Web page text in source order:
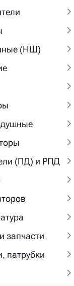
(НШ)
(ПД) и РПД
запчасти
патрубки